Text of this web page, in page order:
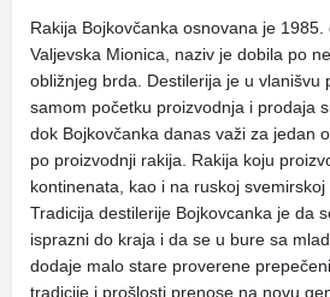
Rakija Bojkovčanka osnovana je 1985.
Valjevska Mionica, naziv je dobila po
obližnjeg brda. Destilerija je u vlanišvu
samom početku proizvodnja i prodaja
dok Bojkovčanka danas važi za jedan
po proizvodnji rakija. Rakija koju
kontinenata, kao i na ruskoj svemirskoj
Tradicija destilerije Bojkovcanka je da
isprazni do kraja i da se u bure sa
dodaje malo stare proverene
tradicije i prošlosti prenose na novu